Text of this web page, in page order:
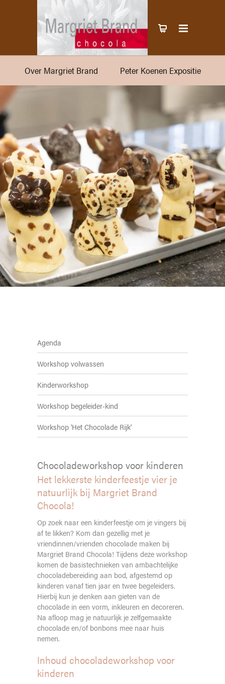
Over Margriet Brand Peter Koenen Expositie
Agenda
Workshop volwassen
Kinderworkshop
Workshop begeleider-kind
Workshop 'Het Chocolade Rijk'
Chocoladeworkshop voor kinderen
Het lekkerste kinderfeestje vier je
natuurlijk bij Margriet Brand
Chocola!
Op zoek naar een kinderfeestje om je vingers bij
af te likken? Kom dan gezellig met je
vriendinnen/vrienden chocolade maken bij
Margriet Brand Chocola! Tijdens deze workshop
komen de basistechnieken van ambachtelijke
chocoladebereiding aan bod, afgestemd op
kinderen vanaf tien jaar en twee begeleiders.
Hierbij kun je denken aan gieten van de
chocolade in een vorm, inkleuren en decoreren.
Na afloop mag je natuurlijk je zelfgemaakte
chocolade en/of bonbons mee naar huis
nemen.
Inhoud chocoladeworkshop voor
kinderen